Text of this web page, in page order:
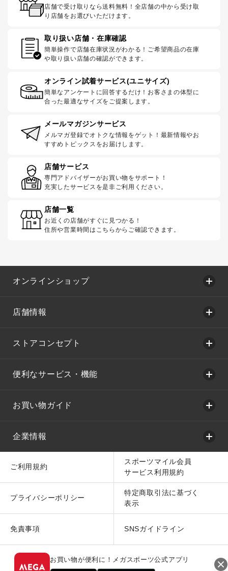
店舗で受け取りなら送料無料！全店舗の中から受け取
り店舗をお選びいただけます。
取り扱い店舗・在庫確認
簡単操作で店舗在庫状況がわかる！ご希望商品の在庫
や取り扱い店舗の確認ができます。
オンライン試着サービス(ユニサイズ)
簡単なアンケートに回答するだけ！お客さまの体型に
合った最適なサイズをご提案します。
メールマガジンサービス
メルマガ登録でオトクな情報をゲット！最新情報やお
すすめトピックスをお届けします。
店舗サービス
専門アドバイザーがお買い物をサポート！
充実したサービスを是非ご利用ください。
店舗一覧
お近くの店舗がすぐに見つかる！
住所や営業時間はこちらからご確認できます。
オンラインショップ
店舗情報
ストアコンセプト
便利なサービス・機能
お買い物ガイド
企業情報
ご利用規約
スポーツマイル会員
サービス利用規約
プライバシーポリシー
特定商取引法に基づく
表示
免責事項 SNSガイドライン
お買い物が便利に！メガスポーツ公式アプリ